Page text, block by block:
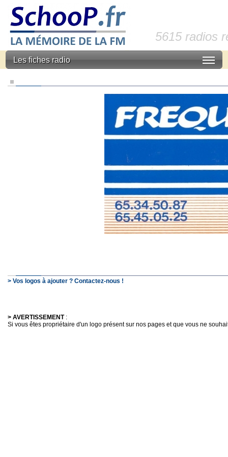
5615 radios
Les fiches radio
> Vos logos à ajouter ? Contactez-nous !
> AVERTISSEMENT:
Si vous êtes propriétaire d'un logo présent sur nos pages et que vous ne